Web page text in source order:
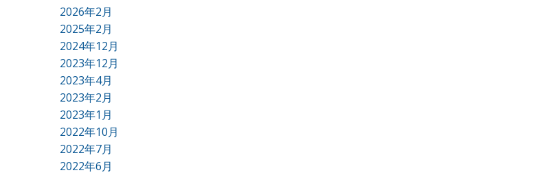
2026年2月
2025年2月
2024年12月
2023年12月
2023年4月
2023年2月
2023年1月
2022年10月
2022年7月
2022年6月